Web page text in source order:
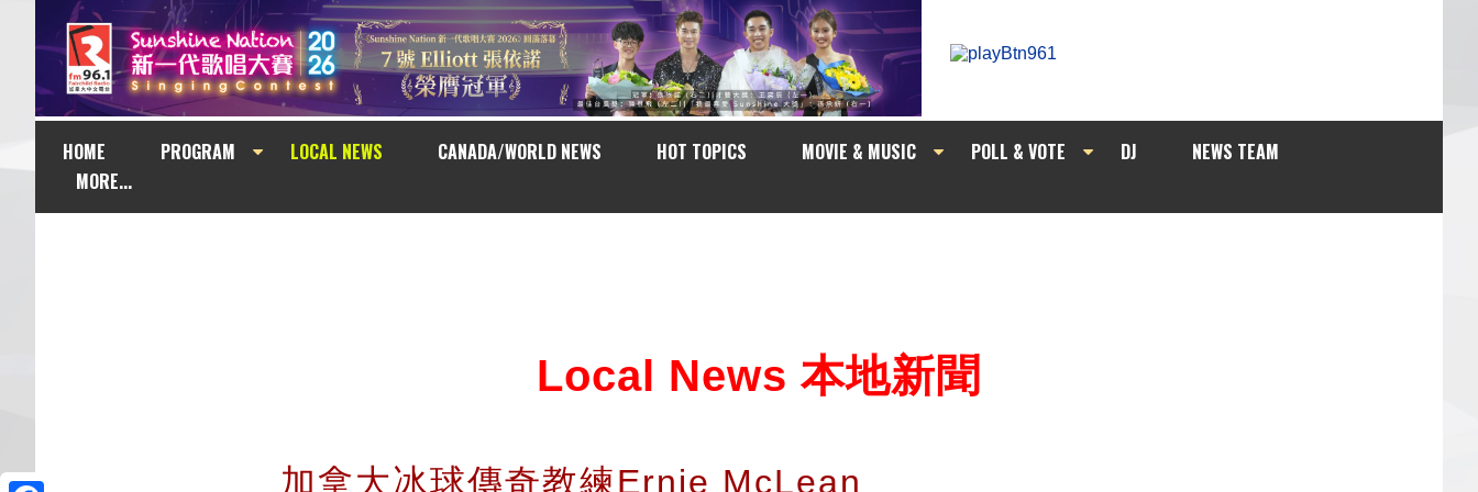
HOME PROGRAM LOCAL NEWS CANADA/WORLD NEWS HOT TOPICS MOVIE & MUSIC POLL & VOTE DJ
NEWS TEAM
MORE...
Local News 本地新聞
加拿大冰球傳奇教練Ernie McLean